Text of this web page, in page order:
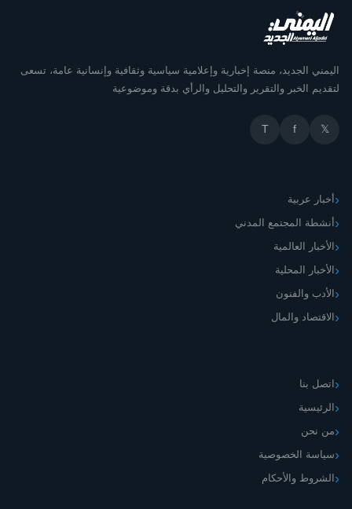
اليمني الجديد، منصة إخبارية وإعلامية سياسية وثقافية وإنسانية عامة، تسعى
لتقديم الخبر والتقرير والتحليل والرأي بدقة وموضوعية
𝕏
f
T
أخبار عربية
أنشطة المجتمع المدني
الأخبار العالمية
الأخبار المحلية
الأدب والفنون
الاقتصاد والمال
اتصل بنا
الرئيسية
من نحن
سياسة الخصوصية
الشروط والأحكام